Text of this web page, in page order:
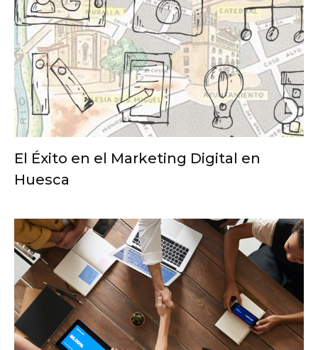
El Éxito en el Marketing Digital en
Huesca